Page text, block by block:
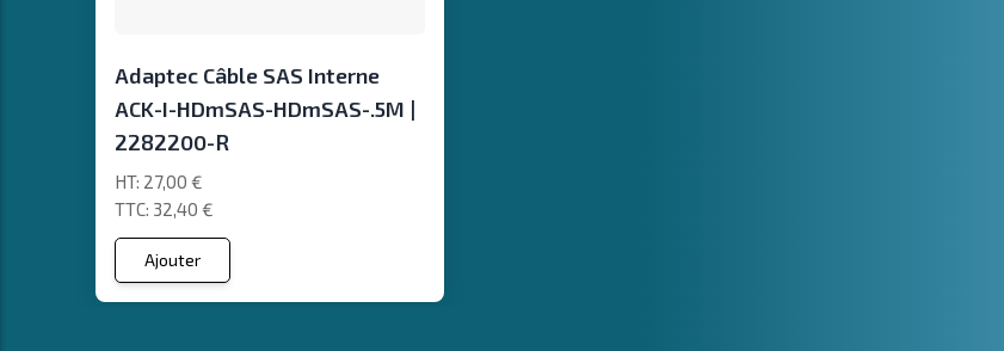
Adaptec Câble SAS Interne
ACK-I-HDmSAS-HDmSAS-.5M |
2282200-R
32,40 €
27,00 €
Ajouter